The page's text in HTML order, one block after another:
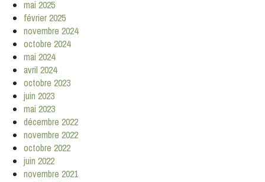
mai 2025
février 2025
novembre 2024
octobre 2024
mai 2024
avril 2024
octobre 2023
juin 2023
mai 2023
décembre 2022
novembre 2022
octobre 2022
juin 2022
novembre 2021